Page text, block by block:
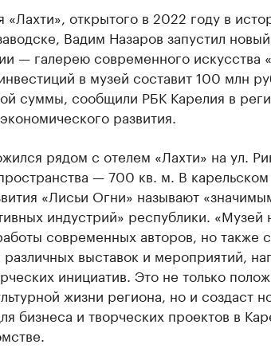
«Лахти», открытого в 2022 году в
Вадим Назаров запустил
— галерею современного искусства
в музей составит 100 млн
суммы, сообщили РБК Карелия в
развития.
рядом с отелем «Лахти» на ул.
— 700 кв. м. В карельском
«Лисьи Огни» называют
индустрий» республики. «Музей
современных авторов, но также
выставок и мероприятий,
инициатив. Это не только
жизни региона, но и создаст
бизнеса и творческих проектов в